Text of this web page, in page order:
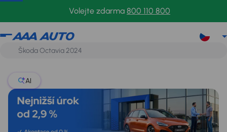
Volejte zdarma 800 110 800
KGM
AI